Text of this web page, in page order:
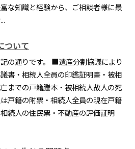
な知識と経験から、ご相談者様に最
ついて
の通りです。 ■遺産分割協議により
書・相続人全員の印鑑証明書・被相
までの戸籍謄本・被相続人故人の死
戸籍の附票・相続人全員の現在戸籍
続人の住民票・不動産の評価証明